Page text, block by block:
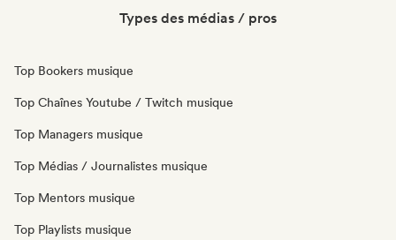
Types des médias / pros
Top Bookers musique
Top Chaînes Youtube / Twitch musique
Top Managers musique
Top Médias / Journalistes musique
Top Mentors musique
Top Playlists musique